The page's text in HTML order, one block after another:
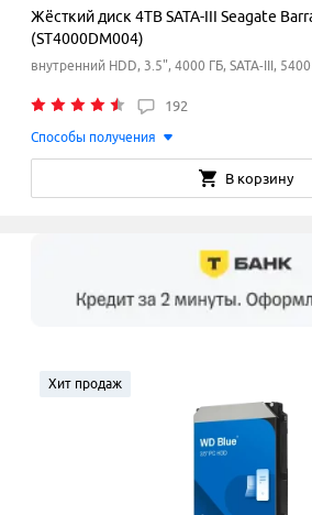
Жёсткий диск 4TB SATA-III Seagate
(ST4000DM004)
внутренний HDD, 3.5", 4000 ГБ, SATA-III,
192
Способы получения
В корзину
Хит продаж